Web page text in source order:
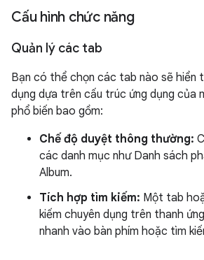
Cấu hình chức năng
Quản lý các tab
Bạn có thể chọn các tab nào sẽ hiển
dụng dựa trên cấu trúc ứng dụng của
phổ biến bao gồm:
Chế độ duyệt thông thường:
các danh mục như Danh sách
Album.
Tích hợp tìm kiếm: Một tab
kiếm chuyên dụng trên thanh
nhanh vào bàn phím hoặc tìm